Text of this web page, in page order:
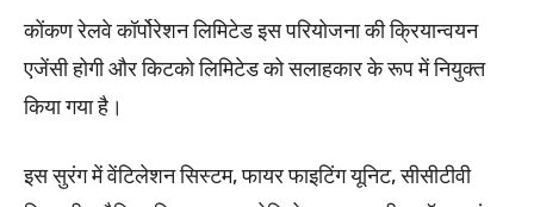
कोंकण रेलवे कॉर्पोरेशन लिमिटेड इस परियोजना की क्रियान्वयन
एजेंसी होगी और किटको लिमिटेड को सलाहकार के रूप में नियुक्त
किया गया है।
इस सुरंग में वेंटिलेशन सिस्टम, फायर फाइटिंग यूनिट, सीसीटीवी